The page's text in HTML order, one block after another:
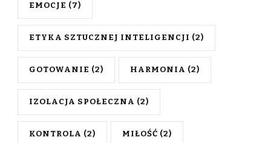
EMOCJE (7)
ETYKA SZTUCZNEJ INTELIGENCJI (2)
GOTOWANIE (2) HARMONIA (2)
IZOLACJA SPOŁECZNA (2)
KONTROLA (2) MIŁOŚĆ (2)